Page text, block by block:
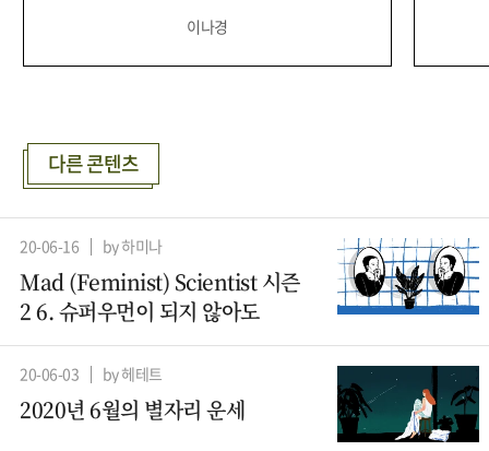
이나경
다른 콘텐츠
20-06-16 by 하미나
Mad (Feminist) Scientist 시즌
2 6. 슈퍼우먼이 되지 않아도
20-06-03 by 헤테트
2020년 6월의 별자리 운세